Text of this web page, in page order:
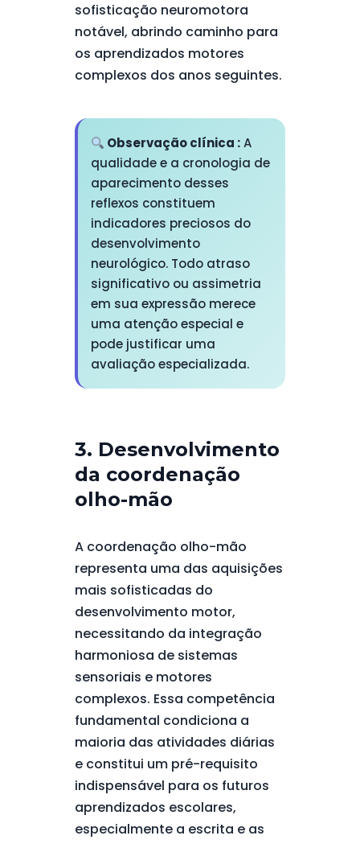
sofisticação neuromotora
notável, abrindo caminho para
os aprendizados motores
complexos dos anos seguintes.
Observação clínica :A
qualidade e a cronologia de
aparecimento desses
reflexos constituem
indicadores preciosos do
desenvolvimento
neurológico. Todo atraso
significativo ou assimetria
em sua expressão merece
uma atenção especial e
pode justificar uma
avaliação especializada.
3. Desenvolvimento
da coordenação
olho-mão
A coordenação olho-mão
representa uma das aquisições
mais sofisticadas do
desenvolvimento motor,
necessitando da integração
harmoniosa de sistemas
sensoriais e motores
complexos. Essa competência
fundamental condiciona a
maioria das atividades diárias
e constitui um pré-requisito
indispensável para os futuros
aprendizados escolares,
especialmente a escrita e as